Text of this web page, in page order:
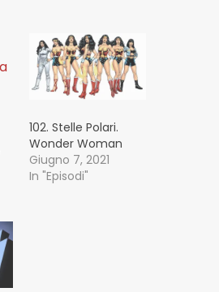
102. Stelle Polari.
Wonder Woman
Giugno 7, 2021
In "Episodi"